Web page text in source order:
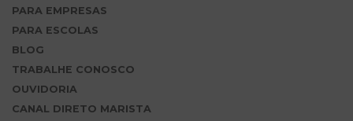
PARA EMPRESAS
PARA ESCOLAS
BLOG
TRABALHE CONOSCO
OUVIDORIA
CANAL DIRETO MARISTA